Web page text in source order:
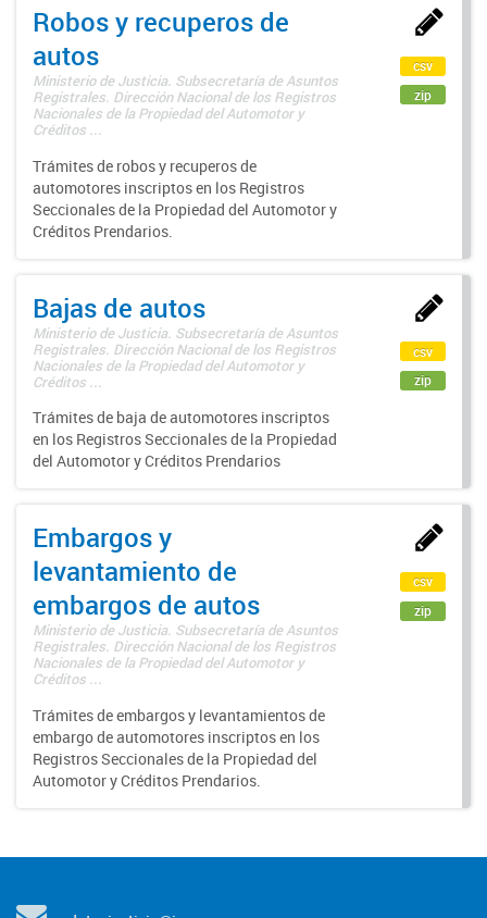
Robos y recuperos de
autos
Ministerio de Justicia. Subsecretaría de Asuntos
Registrales. Dirección Nacional de los Registros
Nacionales de la Propiedad del Automotor y
Créditos ...
Trámites de robos y recuperos de
automotores inscriptos en los Registros
Seccionales de la Propiedad del Automotor y
Créditos Prendarios.
csv
zip
Bajas de autos
Ministerio de Justicia. Subsecretaría de Asuntos
Registrales. Dirección Nacional de los Registros
Nacionales de la Propiedad del Automotor y
Créditos ...
Trámites de baja de automotores inscriptos
en los Registros Seccionales de la Propiedad
del Automotor y Créditos Prendarios
csv
zip
Embargos y
levantamiento de
embargos de autos
Ministerio de Justicia. Subsecretaría de Asuntos
Registrales. Dirección Nacional de los Registros
Nacionales de la Propiedad del Automotor y
Créditos ...
Trámites de embargos y levantamientos de
embargo de automotores inscriptos en los
Registros Seccionales de la Propiedad del
Automotor y Créditos Prendarios.
csv
zip